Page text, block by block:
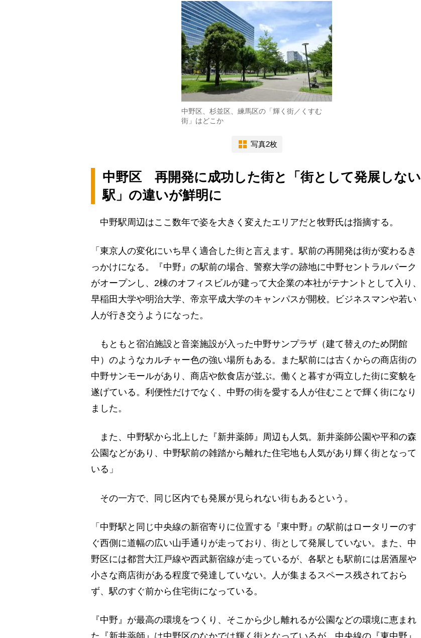
中野区、杉並区、練馬区の「輝く街／くすむ
街」はどこか
写真2枚
中野区 再開発に成功した街と「街として発展しない
駅」の違いが鮮明に
中野駅周辺はここ数年で姿を大きく変えたエリアだと牧野氏は指摘する。
「東京人の変化にいち早く適合した街と言えます。駅前の再開発は街が変わるき
っかけになる。『中野』の駅前の場合、警察大学の跡地に中野セントラルパーク
がオープンし、2棟のオフィスビルが建って大企業の本社がテナントとして入り、
早稲田大学や明治大学、帝京平成大学のキャンパスが開校。ビジネスマンや若い
人が行き交うようになった。
もともと宿泊施設と音楽施設が入った中野サンプラザ（建て替えのため閉館
中）のようなカルチャー色の強い場所もある。また駅前には古くからの商店街の
中野サンモールがあり、商店や飲食店が並ぶ。働くと暮すが両立した街に変貌を
遂げている。利便性だけでなく、中野の街を愛する人が住むことで輝く街になり
ました。
また、中野駅から北上した『新井薬師』周辺も人気。新井薬師公園や平和の森
公園などがあり、中野駅前の雑踏から離れた住宅地も人気があり輝く街となって
いる」
その一方で、同じ区内でも発展が見られない街もあるという。
「中野駅と同じ中央線の新宿寄りに位置する『東中野』の駅前はロータリーのす
ぐ西側に道幅の広い山手通りが走っており、街として発展していない。また、中
野区には都営大江戸線や西武新宿線が走っているが、各駅とも駅前には居酒屋や
小さな商店街がある程度で発達していない。人が集まるスペース残されておら
ず、駅のすぐ前から住宅街になっている。
『中野』が最高の環境をつくり、そこから少し離れるが公園などの環境に恵まれ
た『新井薬師』は中野区のなかでは輝く街となっているが、中央線の『東中野』